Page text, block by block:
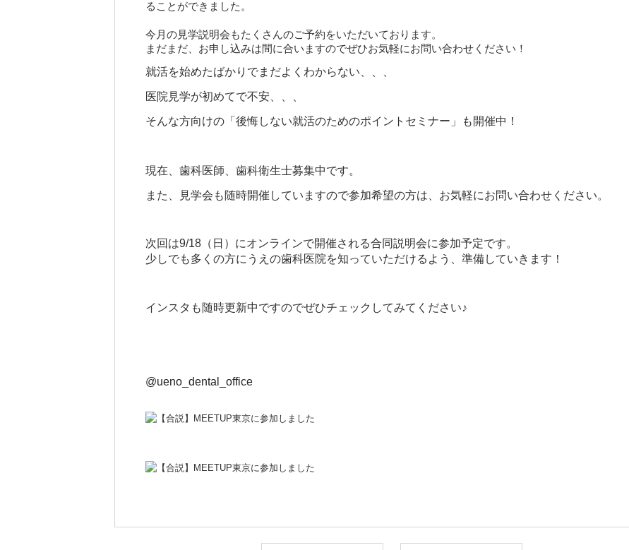
ることができました。
今月の見学説明会もたくさんのご予約をいただいております。
まだまだ、お申し込みは間に合いますのでぜひお気軽にお問い合わせください！
就活を始めたばかりでまだよくわからない、、、
医院見学が初めてで不安、、、
そんな方向けの「後悔しない就活のためのポイントセミナー」も開催中！
現在、歯科医師、歯科衛生士募集中です。
また、見学会も随時開催していますので参加希望の方は、お気軽にお問い合わせください。
次回は9/18（日）にオンラインで開催される合同説明会に参加予定です。
少しでも多くの方にうえの歯科医院を知っていただけるよう、準備していきます！
インスタも随時更新中ですのでぜひチェックしてみてください♪
@ueno_dental_office